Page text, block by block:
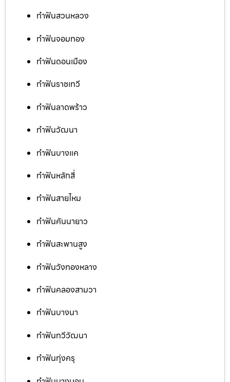
ทำฟันสวนหลวง
ทำฟันจอมทอง
ทำฟันดอนเมือง
ทำฟันราชเทวี
ทำฟันลาดพร้าว
ทำฟันวัฒนา
ทำฟันบางแค
ทำฟันหลักสี่
ทำฟันสายไหม
ทำฟันคันนายาว
ทำฟันสะพานสูง
ทำฟันวังทองหลาง
ทำฟันคลองสามวา
ทำฟันบางนา
ทำฟันทวีวัฒนา
ทำฟันทุ่งครุ